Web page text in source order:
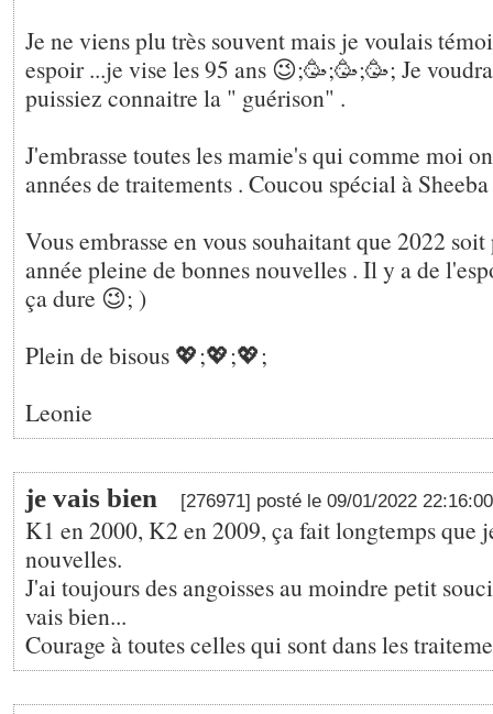
Je ne viens plu très souvent mais je voulais
espoir ...je vise les 95 ans 😉;🥳;🥳;🥳; Je
puissiez connaitre la " guérison" .
J'embrasse toutes les mamie's qui comme moi
années de traitements . Coucou spécial à
Vous embrasse en vous souhaitant que 2022
année pleine de bonnes nouvelles . Il y a de
ça dure 😉; )
Plein de bisous 💖;💖;💖;
Leonie
je vais bien [276971] posté le 09/01/2022
K1 en 2000, K2 en 2009, ça fait longtemps que
nouvelles.
J'ai toujours des angoisses au moindre petit
vais bien...
Courage à toutes celles qui sont dans les